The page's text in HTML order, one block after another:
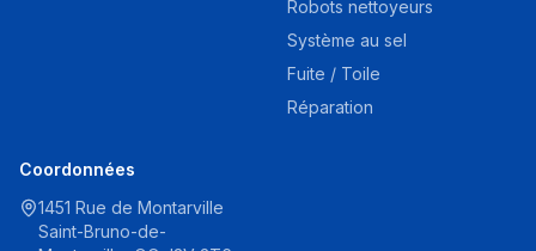
Robots nettoyeurs
Système au sel
Fuite / Toile
Réparation
Coordonnées
1451 Rue de Montarville
Saint-Bruno-de-